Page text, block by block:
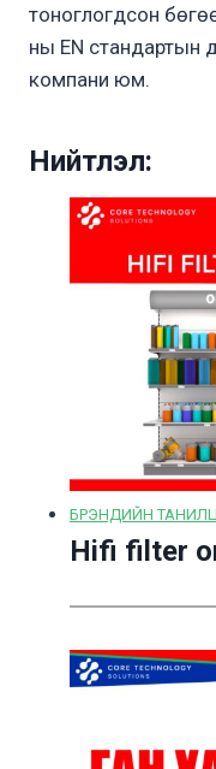
тоноглогдсон
ны EN стандартын
компани юм.
Нийтлэл:
БРЭНДИЙН
Hifi filter